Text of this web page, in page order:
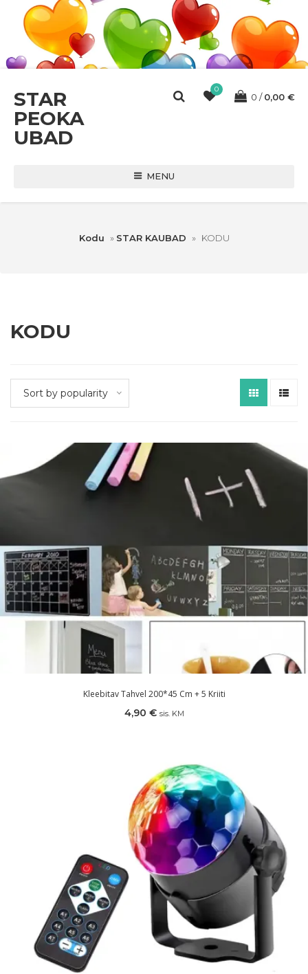
STAR
PEOKA
UBAD
0
0 0,00 €
MENU
Kodu » STAR KAUBAD » KODU
KODU
Sort by popularity
Kleebitav Tahvel 200*45 Cm + 5 Kriiti
4,90 € sis. KM